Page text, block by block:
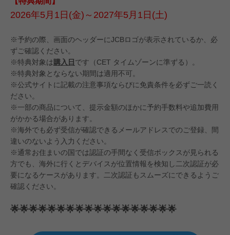
2026年5月1日(金)～2027年5月1日(土)
※予約の際、画面のヘッダーにJCBロゴが表示されているか、必
ずご確認ください。
※特典対象は購入日 です（CET タイムゾーンに準ずる）。
※特典対象とならない期間は適用不可。
※公式サイトに記載の注意事項ならびに免責条件を必ずご一読く
ださい。
※一部の商品について、提示金額のほかに予約手数料や追加費用
がかかる場合があります。
※海外でも必ず受信が確認できるメールアドレスでのご登録、間
違いのないよう入力ください。
※通常お住まいの国では認証の手間なく受信ボックスが見られる
方でも、海外に行くとデバイスが位置情報を検知し二次認証が必
要になるケースがあります。二次認証もスムーズにできるようご
確認ください。
🌟🌟🌟🌟🌟🌟🌟🌟🌟🌟🌟🌟🌟🌟🌟🌟🌟🌟